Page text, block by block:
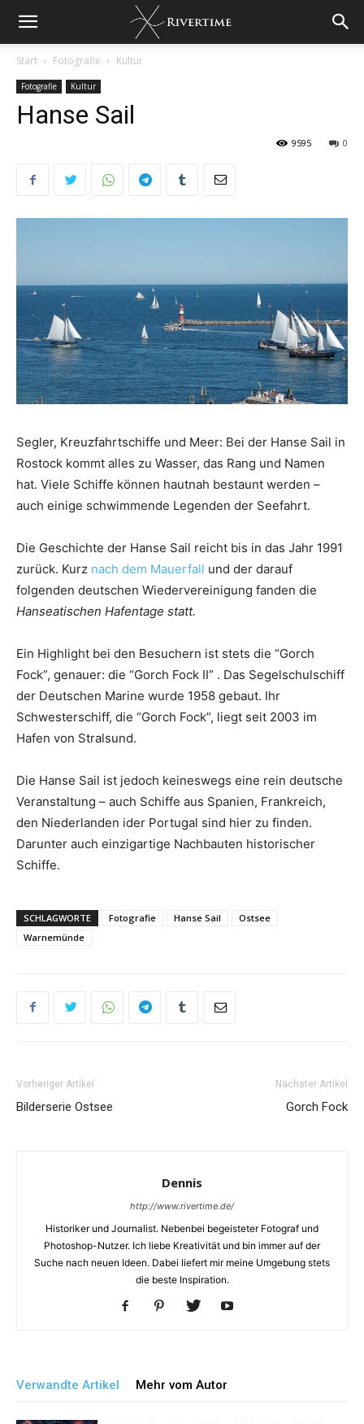
Start Fotografie Kultur
Fotografie Kultur
Hanse Sail
0
9595
Segler, Kreuzfahrtschiffe und Meer: Bei der Hanse Sail in
Rostock kommt alles zu Wasser, das Rang und Namen
hat. Viele Schiffe können hautnah bestaunt werden –
auch einige schwimmende Legenden der Seefahrt.
Die Geschichte der Hanse Sail reicht bis in das Jahr 1991
zurück. Kurz nach dem Mauerfall und der darauf
folgenden deutschen Wiedervereinigung fanden die
Hanseatischen Hafentage statt.
Ein Highlight bei den Besuchern ist stets die “Gorch
Fock”, genauer: die “Gorch Fock II” . Das Segelschulschiff
der Deutschen Marine wurde 1958 gebaut. Ihr
Schwesterschiff, die “Gorch Fock”, liegt seit 2003 im
Hafen von Stralsund.
Die Hanse Sail ist jedoch keineswegs eine rein deutsche
Veranstaltung – auch Schiffe aus Spanien, Frankreich,
den Niederlanden ider Portugal sind hier zu finden.
Darunter auch einzigartige Nachbauten historischer
Schiffe.
SCHLAGWORTE Fotografie Hanse Sail
Ostsee
Warnemünde
Vorheriger Artikel
Bilderserie Ostsee
Nächster Artikel
Gorch Fock
Dennis
http://www.rivertime.de/
Historiker und Journalist. Nebenbei begeisteter Fotograf und
Photoshop-Nutzer. Ich liebe Kreativität und bin immer auf der
Suche nach neuen Ideen. Dabei liefert mir meine Umgebung stets
die beste Inspiration.
Verwandte Artikel Mehr vom Autor